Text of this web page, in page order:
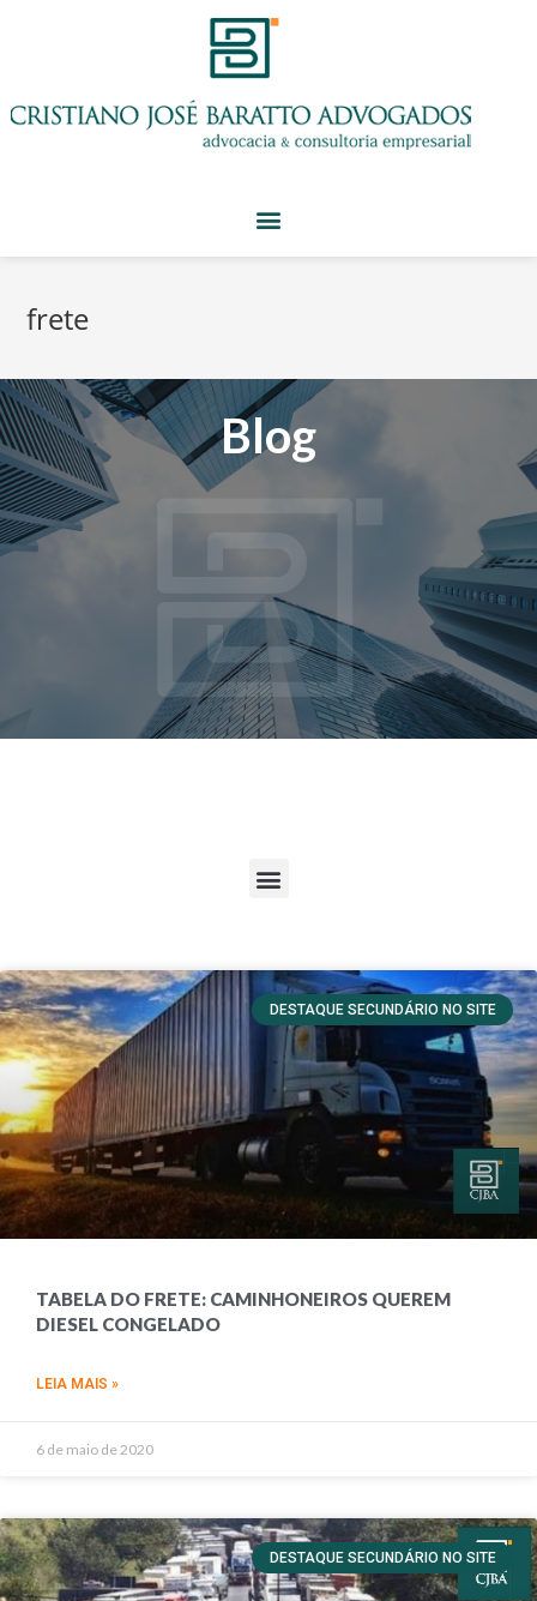
frete
Blog
DESTAQUE SECUNDÁRIO NO SITE
TABELA DO FRETE: CAMINHONEIROS QUEREM
DIESEL CONGELADO
LEIA MAIS »
6 de maio de 2020
DESTAQUE SECUNDÁRIO NO SITE